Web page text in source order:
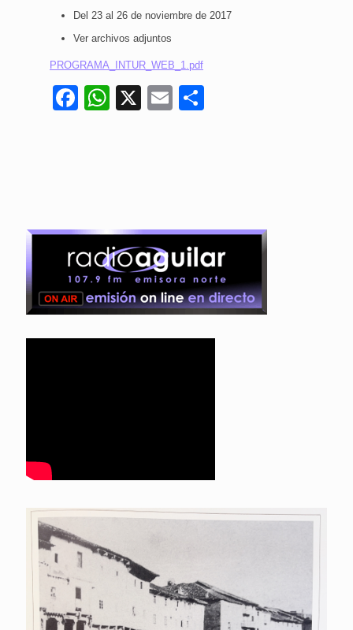
Del 23 al 26 de noviembre de 2017
Ver archivos adjuntos
PROGRAMA_INTUR_WEB_1.pdf
Facebook
WhatsApp
X Email